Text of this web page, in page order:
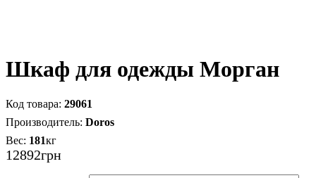
Шкаф для одежды Морган
29061
Doros
181кг
12892грн